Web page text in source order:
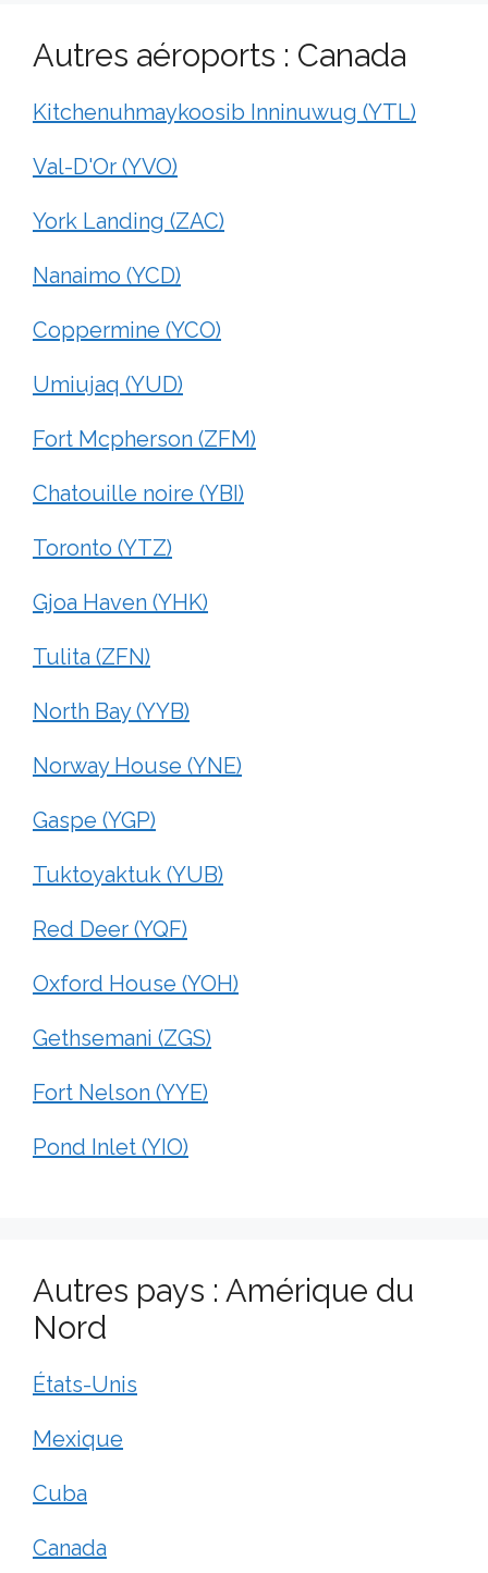
Autres aéroports : Canada
Kitchenuhmaykoosib Inninuwug (YTL)
Val-D'Or (YVO)
York Landing (ZAC)
Nanaimo (YCD)
Coppermine (YCO)
Umiujaq (YUD)
Fort Mcpherson (ZFM)
Chatouille noire (YBI)
Toronto (YTZ)
Gjoa Haven (YHK)
Tulita (ZFN)
North Bay (YYB)
Norway House (YNE)
Gaspe (YGP)
Tuktoyaktuk (YUB)
Red Deer (YQF)
Oxford House (YOH)
Gethsemani (ZGS)
Fort Nelson (YYE)
Pond Inlet (YIO)
Autres pays : Amérique du
Nord
États-Unis
Mexique
Cuba
Canada